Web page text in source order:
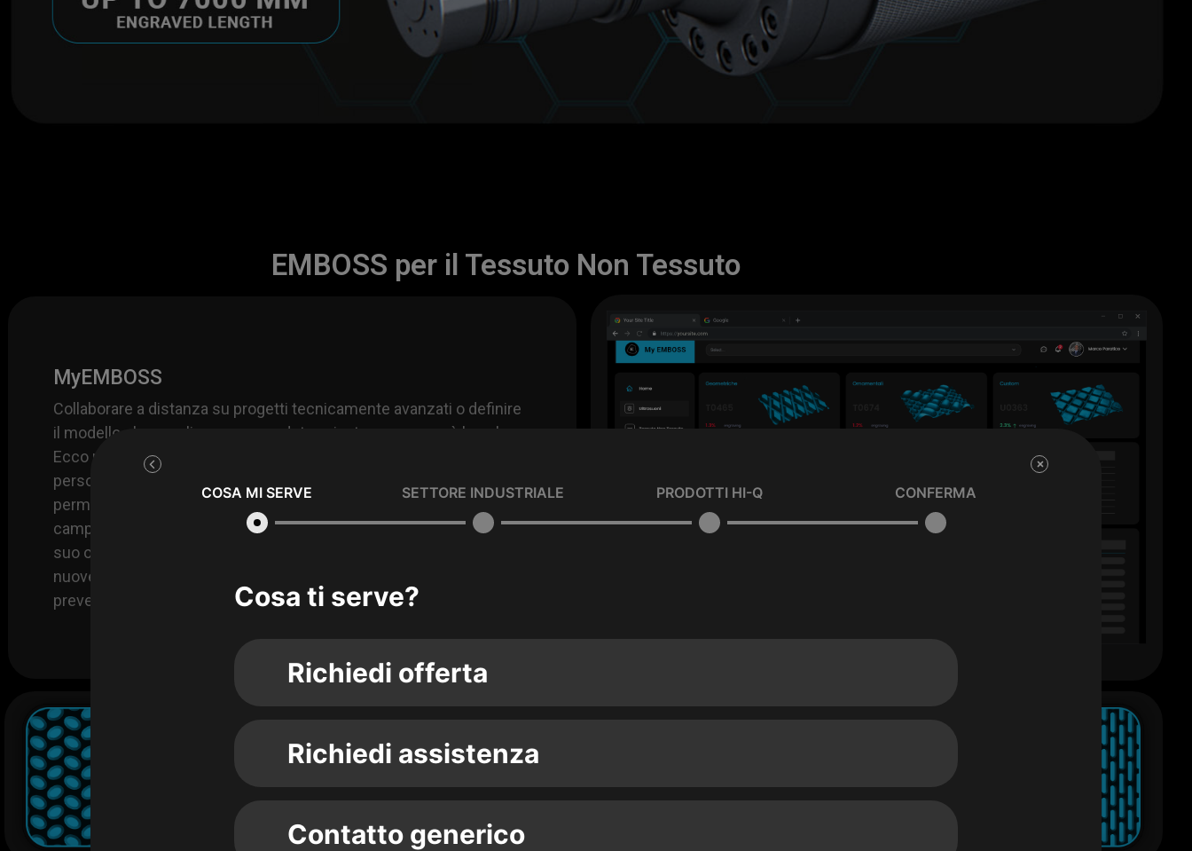
EMBOSS per il Tessuto Non Tessuto
MyEMBOSS
Collaborare a distanza su progetti tecnicamente avanzati o definire
il modello che meglio serve a un determinato scopo non è banale.
Ecco perché abbiamo ideato il nostro MyEMBOSS, un vero e proprio
personal styler di cilindri: un software programmato in-house che
permette di progettare un rullo a quattro mani, sfogliando un
campionario di pattern con clienti anche all’altro capo del mondo. Il
suo output può anche essere il punto di partenza per dare vita a
nuove idee e nuovi modelli ornamentali. Consulenza, progettazione,
preventivi just-in-time a portata di click.
COSA MI SERVE SETTORE INDUSTRIALE PRODOTTI HI-Q CONFERMA
Cosa ti serve?
Richiedi offerta
Richiedi assistenza
Contatto generico